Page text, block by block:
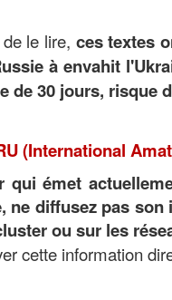
le lire, ces textes
à envahit
de 30 jours, risque
(International
qui émet
ne diffusez pas
ou sur les
cette information